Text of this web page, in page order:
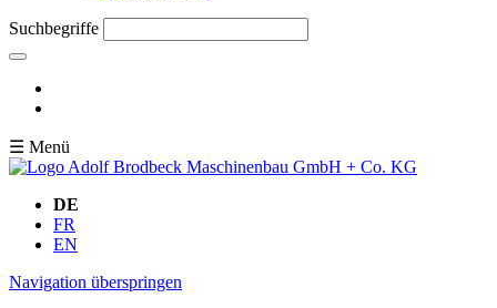
Suchbegriffe
☰ Menü
DE
FR
EN
Navigation überspringen